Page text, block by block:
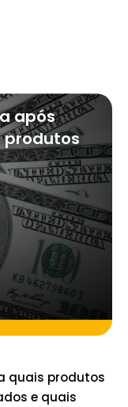
após
produtos
quais produtos
e quais